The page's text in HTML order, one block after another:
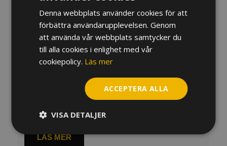
Instrumentstöd K&M Tuba 14951
1 320kr
LÄS MER
Denna webbplats använder cookies för att
förbättra användarupplevelsen. Genom
att använda vår webbplats samtycker du
till alla cookies i enlighet med vår
cookiepolicy. Läs mer
ACCEPTERA ALLA
VISA DETALJER